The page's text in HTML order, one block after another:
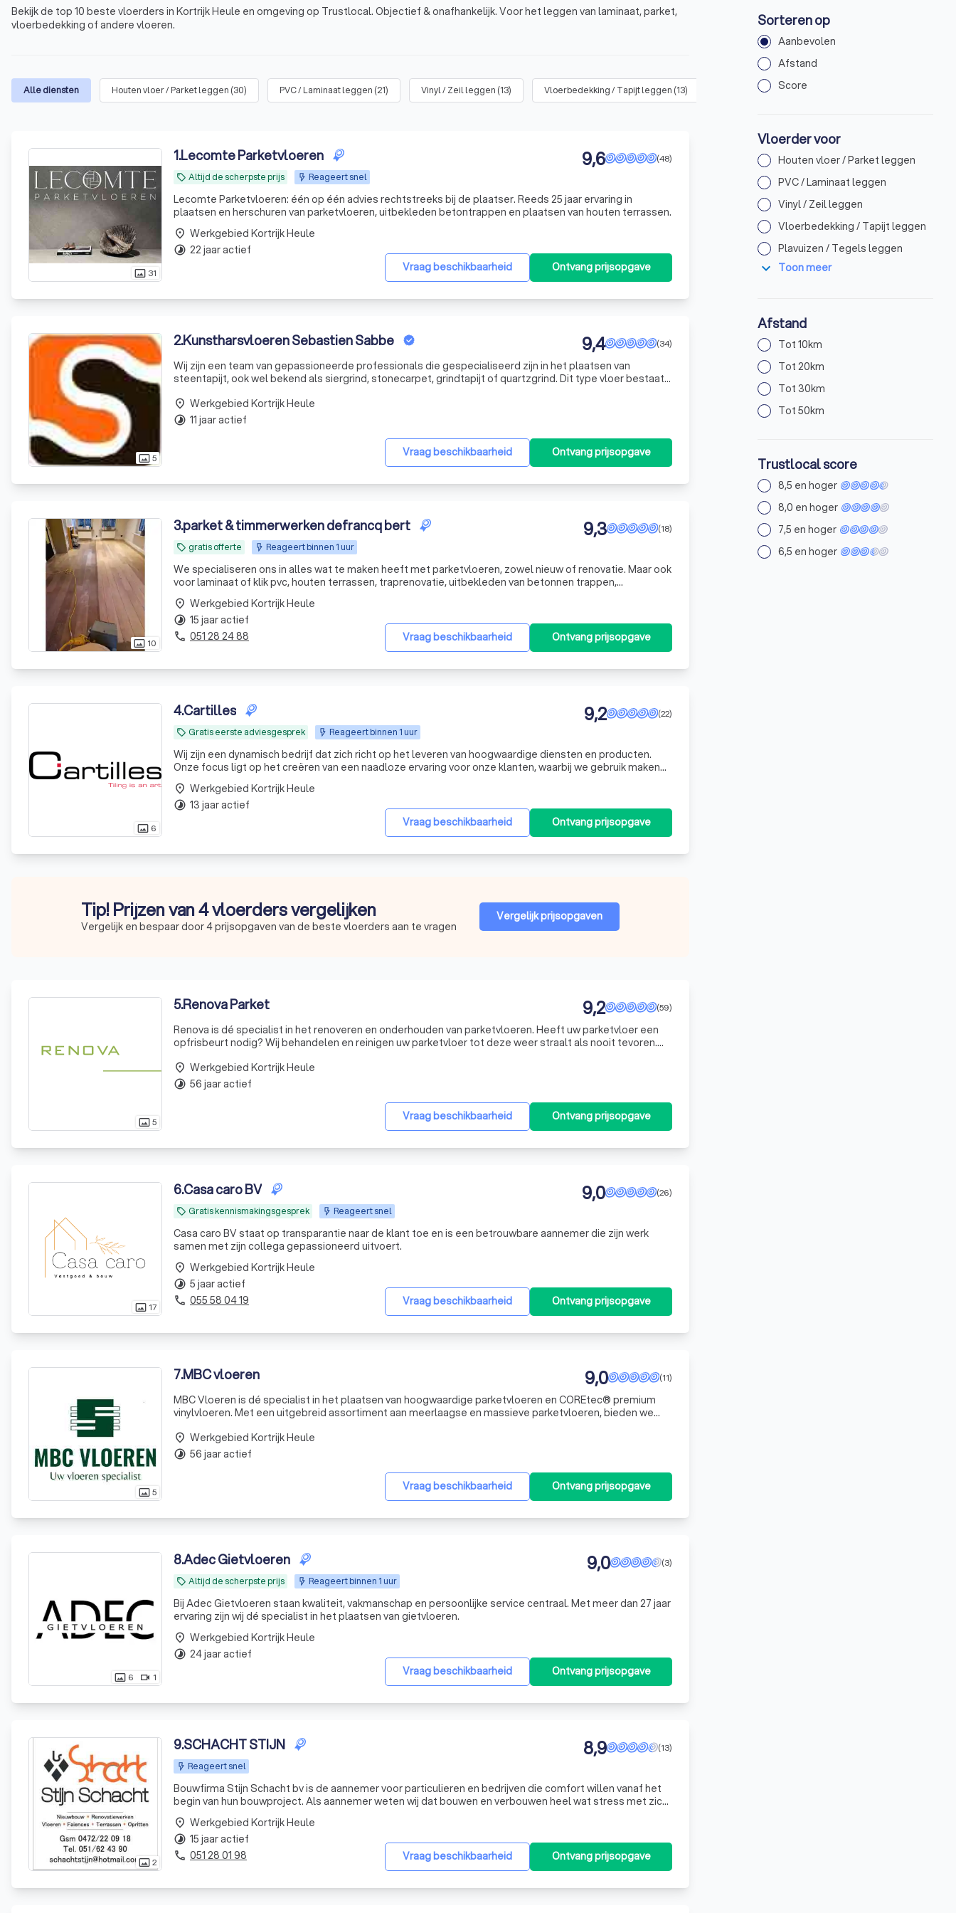
Bekijk de top 10 beste vloerders in Kortrijk Heule en omgeving op Trustlocal. Objectief & onafhankelijk. Voor het leggen van laminaat, parket,
vloerbedekking of andere vloeren.
Alle diensten Houten vloer / Parket leggen (30) PVC / Laminaat leggen (21) Vinyl / Zeil leggen (13) Vloerbedekking / Tapijt leggen (13) Plavuizen / Tegels leggen
photo_size_select_actual 31
1.Lecomte Parketvloeren
local_offer Altijd de scherpste prijs Reageert snel
(48)
9,6
Lecomte Parketvloeren: één op één advies rechtstreeks bij de plaatser. Reeds 25 jaar ervaring in
plaatsen en herschuren van parketvloeren, uitbekleden betontrappen en plaatsen van houten terrassen.
Vraag beschikbaarheid Ontvang prijsopgave
place Werkgebied Kortrijk Heule
timelapse 22 jaar actief
photo_size_select_actual5
2.Kunstharsvloeren Sebastien Sabbe (34)
9,4
Wij zijn een team van gepassioneerde professionals die gespecialiseerd zijn in het plaatsen van
steentapijt, ook wel bekend als siergrind, stonecarpet, grindtapijt of quartzgrind. Dit type vloer bestaat
Vraag beschikbaarheid Ontvang prijsopgave
place Werkgebied Kortrijk Heule
timelapse 11 jaar actief
photo_size_select_actual 10
3.parket & timmerwerken defrancq bert
local_offer gratis offerte Reageert binnen 1 uur
(18)
9,3
We specialiseren ons in alles wat te maken heeft met parketvloeren, zowel nieuw of renovatie. Maar ook
voor laminaat of klik pvc, houten terrassen, traprenovatie, uitbekleden van betonnen trappen,
Vraag beschikbaarheid Ontvang prijsopgave
place Werkgebied Kortrijk Heule
timelapse 15 jaar actief
phone 051 28 24 88
photo_size_select_actual 6
4.Cartilles
local_offer Gratis eerste adviesgesprek Reageert binnen 1 uur
(22)
9,2
Wij zijn een dynamisch bedrijf dat zich richt op het leveren van hoogwaardige diensten en producten.
Onze focus ligt op het creëren van een naadloze ervaring voor onze klanten, waarbij we gebruik maken
van geavanceerde technologieën en innovatieve oplossingen. We streven ernaar om de verwachtingen v
Vraag beschikbaarheid Ontvang prijsopgave
place Werkgebied Kortrijk Heule
timelapse 13 jaar actief
Tip! Prijzen van 4 vloerders vergelijken
Vergelijk en bespaar door 4 prijsopgaven van de beste vloerders aan te vragen
Vergelijk prijsopgaven
photo_size_select_actual5
5.Renova Parket (59)
9,2
Renova is dé specialist in het renoveren en onderhouden van parketvloeren. Heeft uw parketvloer een
opfrisbeurt nodig? Wij behandelen en reinigen uw parketvloer tot deze weer straalt als nooit tevoren.
Vraag beschikbaarheid Ontvang prijsopgave
place Werkgebied Kortrijk Heule
timelapse 56 jaar actief
photo_size_select_actual 17
6.Casa caro BV
local_offer Gratis kennismakingsgesprek Reageert snel
(26)
9,0
Casa caro BV staat op transparantie naar de klant toe en is een betrouwbare aannemer die zijn werk
samen met zijn collega gepassioneerd uitvoert.
Vraag beschikbaarheid Ontvang prijsopgave
place Werkgebied Kortrijk Heule
timelapse 5 jaar actief
phone 055 58 04 19
photo_size_select_actual5
7.MBC vloeren (11)
9,0
MBC Vloeren is dé specialist in het plaatsen van hoogwaardige parketvloeren en COREtec® premium
vinylvloeren. Met een uitgebreid assortiment aan meerlaagse en massieve parketvloeren, bieden we
een
Vraag beschikbaarheid Ontvang prijsopgave
place Werkgebied Kortrijk Heule
timelapse 56 jaar actief
photo_size_select_actual 6 videocam 1
8.Adec Gietvloeren
local_offer Altijd de scherpste prijs Reageert binnen 1 uur
(3)
9,0
Bij Adec Gietvloeren staan kwaliteit, vakmanschap en persoonlijke service centraal. Met meer dan 27 jaar
ervaring zijn wij dé specialist in het plaatsen van gietvloeren.
Vraag beschikbaarheid Ontvang prijsopgave
place Werkgebied Kortrijk Heule
timelapse 24 jaar actief
photo_size_select_actual2
9.SCHACHT STIJN
Reageert snel
(13)
8,9
Bouwfirma Stijn Schacht bv is de aannemer voor particulieren en bedrijven die comfort willen vanaf het
begin van hun bouwproject. Als aannemer weten wij dat bouwen en verbouwen heel wat stress met zich
meebrengt. De financiële druk als de coördinatie van de verschillende partijen voor uw bouwprojec
Vraag beschikbaarheid Ontvang prijsopgave
place Werkgebied Kortrijk Heule
timelapse 15 jaar actief
phone 051 28 01 98
Sorteren op
Aanbevolen
Afstand
Score
Vloerder voor
Houten vloer / Parket leggen
PVC / Laminaat leggen
Vinyl / Zeil leggen
Vloerbedekking / Tapijt leggen
Plavuizen / Tegels leggen
expand_more Toon meer
Afstand
Tot 10km
Tot 20km
Tot 30km
Tot 50km
Trustlocal score
8,5 en hoger
8,0 en hoger
7,5 en hoger
6,5 en hoger